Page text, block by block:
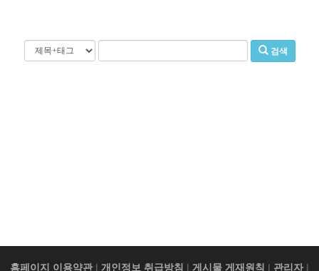
검색
홈페이지 이용약관| 개인정보 취급방침 | 게시물 게재원칙 | 관리자 |